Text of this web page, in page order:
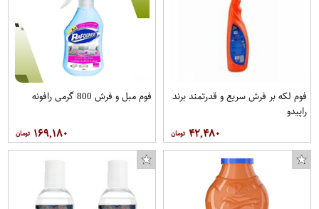
فوم لکه بر فرش سریع و قدرتمند برند
راپیدو
۴۲,۴۸۰
فوم مبل و فرش 800 گرمی رافونه
۱۶۹,۱۸۰